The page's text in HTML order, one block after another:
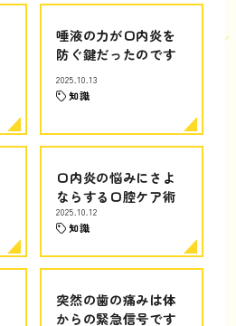
唾液の力が口内炎を
防ぐ鍵だったのです
2025.10.13
知識
口内炎の悩みにさよ
ならする口腔ケア術
2025.10.12
知識
突然の歯の痛みは体
からの緊急信号です